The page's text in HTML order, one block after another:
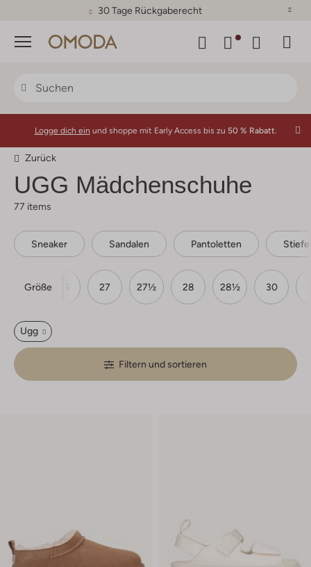
30 Tage Rückgaberecht
Menü
Logge dich ein und shoppe mit Early Access bis zu 50 % Rabatt.
Zurück
UGG Mädchenschuhe
77 items
Sneaker Sandalen Pantoletten Stiefel
Größe
25 26 27 27½ 28 28½ 30
Ugg
Filtern und sortieren